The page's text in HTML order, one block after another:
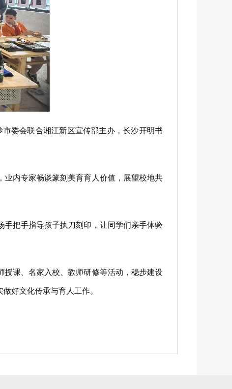
委会联合湘江新区宣传部主办，长沙开明书
内专家畅谈篆刻美育育人价值，展望校地共
把手指导孩子执刀刻印，让同学们亲手体验
课、名家入校、教师研修等活动，稳步建设
好文化传承与育人工作。